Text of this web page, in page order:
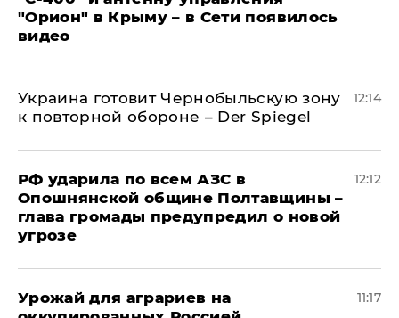
"Орион" в Крыму – в Сети появилось
видео
Украина готовит Чернобыльскую зону
к повторной обороне – Der Spiegel
12:14
РФ ударила по всем АЗС в
Опошнянской общине Полтавщины –
глава громады предупредил о новой
угрозе
12:12
Урожай для аграриев на
11:17